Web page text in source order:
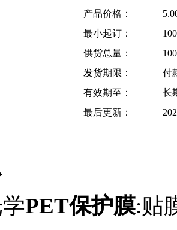
产品价格：
最小起订：
供货总量：
发货期限：
付
有效期至：
长
最后更新：
PET保护膜:贴